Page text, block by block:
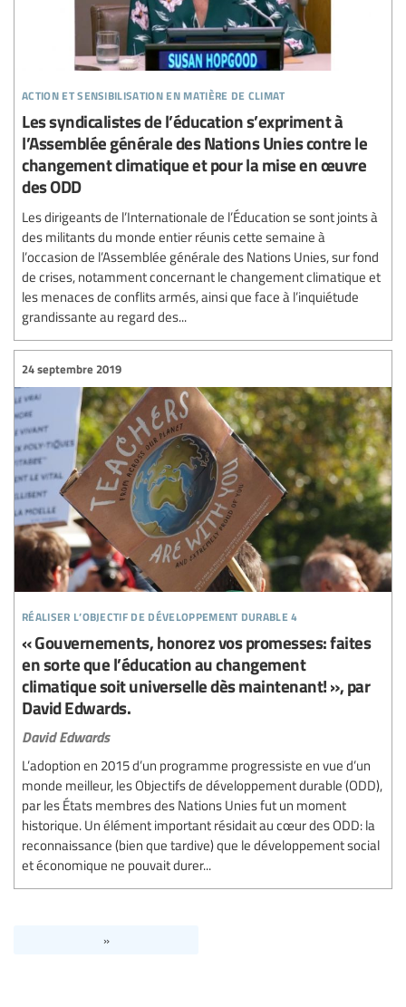
action et sensibilisation en matière de climat
Les syndicalistes de l’éducation s’expriment à
l’Assemblée générale des Nations Unies contre le
changement climatique et pour la mise en œuvre
des ODD
Les dirigeants de l’Internationale de l’Éducation se sont joints à
des militants du monde entier réunis cette semaine à
l’occasion de l’Assemblée générale des Nations Unies, sur fond
de crises, notamment concernant le changement climatique et
les menaces de conflits armés, ainsi que face à l’inquiétude
grandissante au regard des...
réaliser l’objectif de développement durable 4
24 septembre 2019
« Gouvernements, honorez vos promesses: faites
en sorte que l’éducation au changement
climatique soit universelle dès maintenant! », par
David Edwards.
David Edwards
L’adoption en 2015 d’un programme progressiste en vue d’un
monde meilleur, les Objectifs de développement durable (ODD),
par les États membres des Nations Unies fut un moment
historique. Un élément important résidait au cœur des ODD: la
reconnaissance (bien que tardive) que le développement social
et économique ne pouvait durer...
»